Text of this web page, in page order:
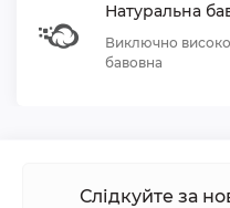
Натуральна
Виключно
бавовна
Слідкуйте за